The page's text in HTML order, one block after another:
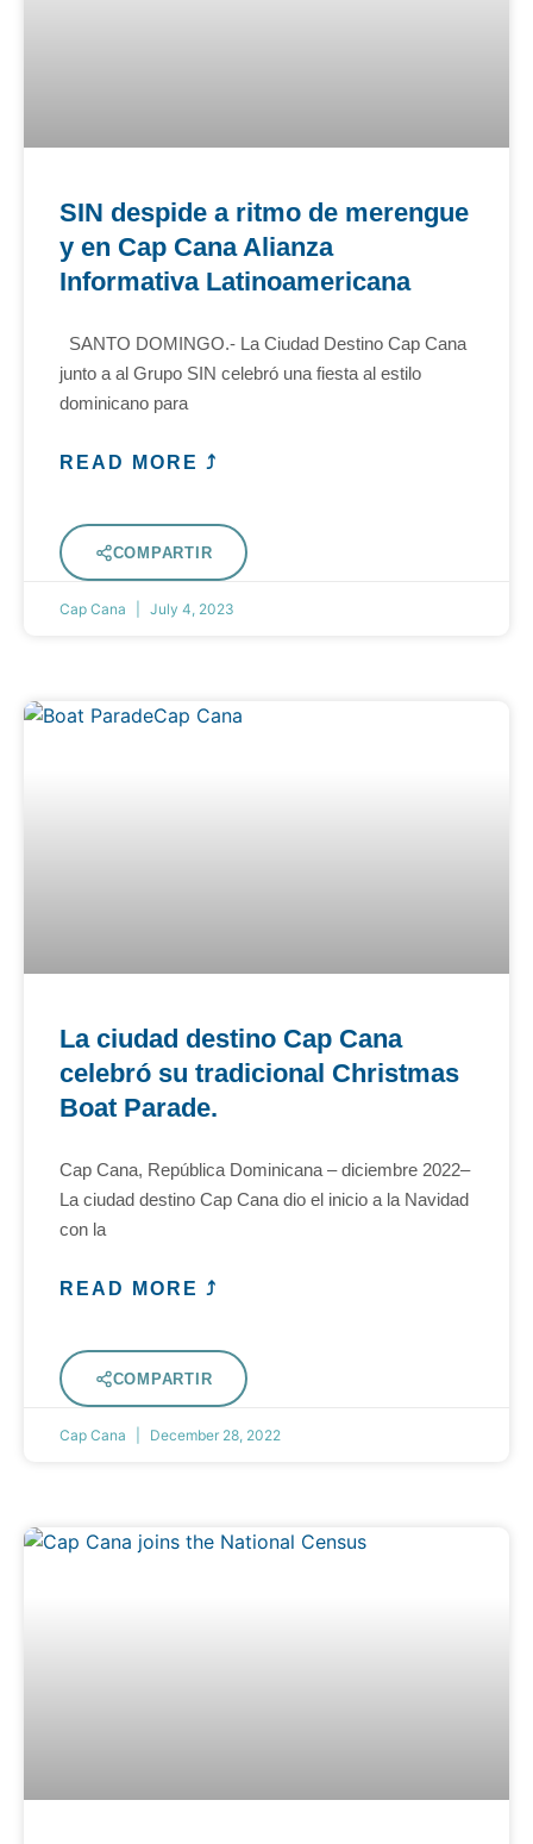
SIN despide a ritmo de merengue
y en Cap Cana Alianza
Informativa Latinoamericana
SANTO DOMINGO.- La Ciudad Destino Cap Cana
junto a al Grupo SIN celebró una fiesta al estilo
dominicano para
READ MORE ⤴
COMPARTIR
Cap Cana July 4, 2023
La ciudad destino Cap Cana
celebró su tradicional Christmas
Boat Parade.
Cap Cana, República Dominicana – diciembre 2022–
La ciudad destino Cap Cana dio el inicio a la Navidad
con la
READ MORE ⤴
COMPARTIR
Cap Cana December 28, 2022